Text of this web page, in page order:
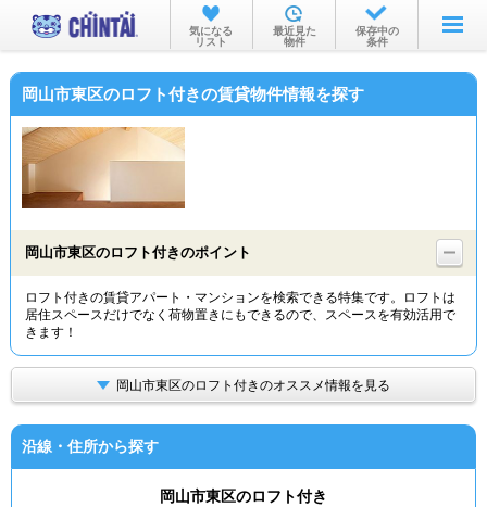
お部屋を探す
沿線・駅から
物件特集から
TOP
気になる
リスト
最近見た
物件
保存中の
条件
岡山市東区のロフト付きの賃貸物件情報を探す
岡山市東区のロフト付きのポイント
ロフト付きの賃貸アパート・マンションを検索できる特集です。ロフトは
居住スペースだけでなく荷物置きにもできるので、スペースを有効活用で
きます！
岡山市東区のロフト付きのオススメ情報を見る
沿線・住所から探す
岡山市東区のロフト付き